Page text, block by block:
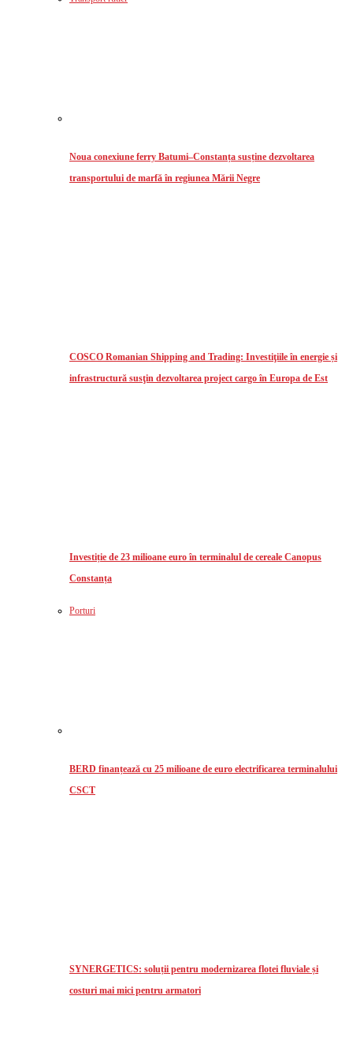
Noua conexiune ferry Batumi–Constanța susține dezvoltarea
transportului de marfă în regiunea Mării Negre
COSCO Romanian Shipping and Trading: Investiţiile în energie și
infrastructură susţin dezvoltarea project cargo în Europa de Est
Investiție de 23 milioane euro în terminalul de cereale Canopus
Constanța
Porturi
BERD finanțează cu 25 milioane de euro electrificarea terminalului
CSCT
SYNERGETICS: soluții pentru modernizarea flotei fluviale și
costuri mai mici pentru armatori